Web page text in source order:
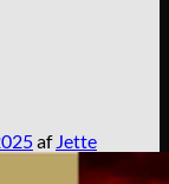
af Jette